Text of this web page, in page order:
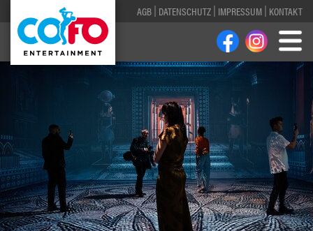
AGB DATENSCHUTZ IMPRESSUM KONTAKT